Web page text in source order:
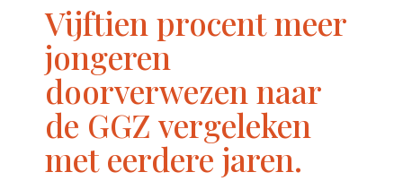
Vijftien procent meer
jongeren
doorverwezen naar
de GGZ vergeleken
met eerdere jaren.